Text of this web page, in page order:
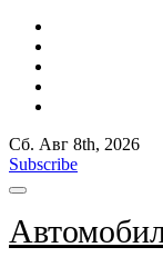
Сб. Авг 8th, 2026
Subscribe